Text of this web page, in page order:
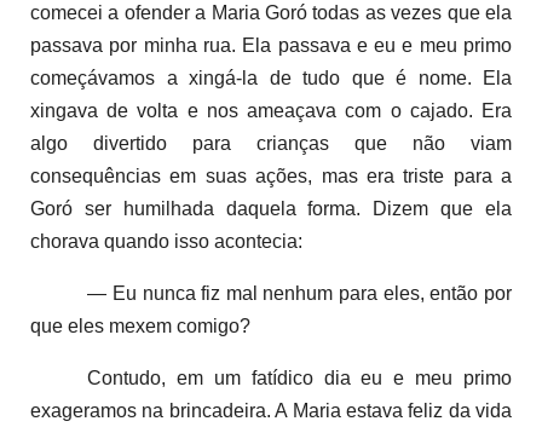
comecei a ofender a Maria Goró todas as vezes que ela
passava por minha rua. Ela passava e eu e meu primo
começávamos a xingá-la de tudo que é nome. Ela
xingava de volta e nos ameaçava com o cajado. Era
algo divertido para crianças que não viam
consequências em suas ações, mas era triste para a
Goró ser humilhada daquela forma. Dizem que ela
chorava quando isso acontecia:
— Eu nunca fiz mal nenhum para eles, então por
que eles mexem comigo?
Contudo, em um fatídico dia eu e meu primo
exageramos na brincadeira. A Maria estava feliz da vida